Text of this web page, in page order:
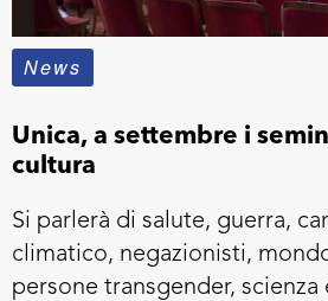
News
Unica, a settembre i
cultura
Si parlerà di salute, guerra,
climatico, negazionisti,
persone transgender, scienza